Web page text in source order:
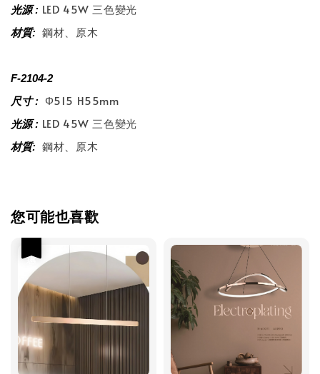
光源 : LED 45W 三色變光
材質: 鋼材、原木
F-2104-2
尺寸 : Φ515 H55mm
光源 : LED 45W 三色變光
材質: 鋼材、原木
您可能也喜歡